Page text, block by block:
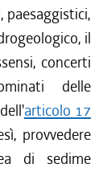
paesaggistici,
il
concerti
delle
articolo 17
provvedere
di sedime